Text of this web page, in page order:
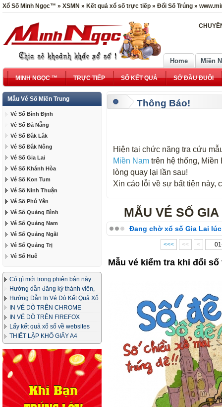
Xổ Số Minh Ngọc™ » XSMN » Kết quả xổ số trực tiếp » Đổi Số Trúng »
Home Miền
MINH NGỌC ™ TRỰC TIẾP SỔ KẾT QUẢ SỚ ĐẦU ĐUÔI
Mẫu Vé Số Miền Trung
Vé Số Bình Định
Vé Số Đà Nẵng
Vé Số Đắk Lắk
Vé Số Đắk Nông
Vé Số Gia Lai
Vé Số Khánh Hòa
Vé Số Kon Tum
Vé Số Ninh Thuận
Vé Số Phú Yên
Vé Số Quảng Bình
Vé Số Quảng Nam
Vé Số Quảng Ngãi
Vé Số Quảng Trị
Vé Số Huế
Có gì mới trong phiên bản này
Hướng dẫn đăng ký thành viên,
in vé dò
Hướng Dẫn In Vé Dò Kết Quả Xổ
SốIN VÉ DÒ TRÊN CHROME
IN VÉ DÒ TRÊN FIREFOX
Lấy kết quả xổ số về websites
của bạn
THIẾT LẬP KHỔ GIẤY A4
Thông Báo!
Hiện tại chức năng tra cứu
Miền Nam trên hệ thống, Miền
lòng quay lại lần sau!
Xin cáo lỗi về sự bất tiện này,
MẪU VÉ SỐ
Đang chờ xổ số Gia Lai lúc
<<< << <
Mẫu vé kiểm tra khi đổi số